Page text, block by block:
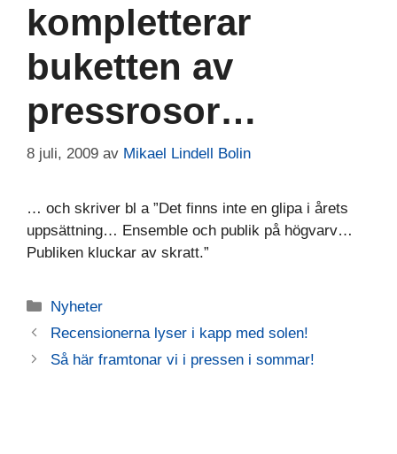
kompletterar
buketten av
pressrosor…
8 juli, 2009 av Mikael Lindell Bolin
… och skriver bl a ”Det finns inte en glipa i årets
uppsättning… Ensemble och publik på högvarv…
Publiken kluckar av skratt.”
Kategorier
Nyheter
Recensionerna lyser i kapp med solen!
Så här framtonar vi i pressen i sommar!